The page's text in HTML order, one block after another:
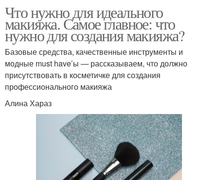
Что нужно для идеального
макияжа. Самое главное: что
нужно для создания макияжа?
Базовые средства, качественные инструменты и
модные must have’ы — рассказываем, что должно
присутствовать в косметичке для создания
профессионального макияжа
Алина Хараз